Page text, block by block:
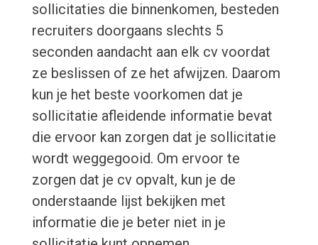
sollicitaties die binnenkomen, besteden
recruiters doorgaans slechts 5
seconden aandacht aan elk cv voordat
ze beslissen of ze het afwijzen. Daarom
kun je het beste voorkomen dat je
sollicitatie afleidende informatie bevat
die ervoor kan zorgen dat je sollicitatie
wordt weggegooid. Om ervoor te
zorgen dat je cv opvalt, kun je de
onderstaande lijst bekijken met
informatie die je beter niet in je